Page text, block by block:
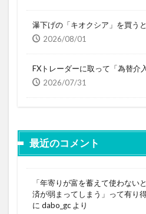
瀑下げの「キオクシア」を買う
2026/08/01
FXトレーダーに取って「為替介
2026/07/31
最近のコメント
「年寄りが富を蓄えて使わない
済が弱まってしまう」って有り
に dabo_gc より